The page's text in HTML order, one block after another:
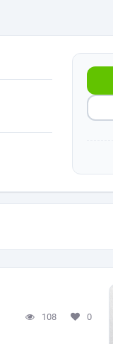
108 0